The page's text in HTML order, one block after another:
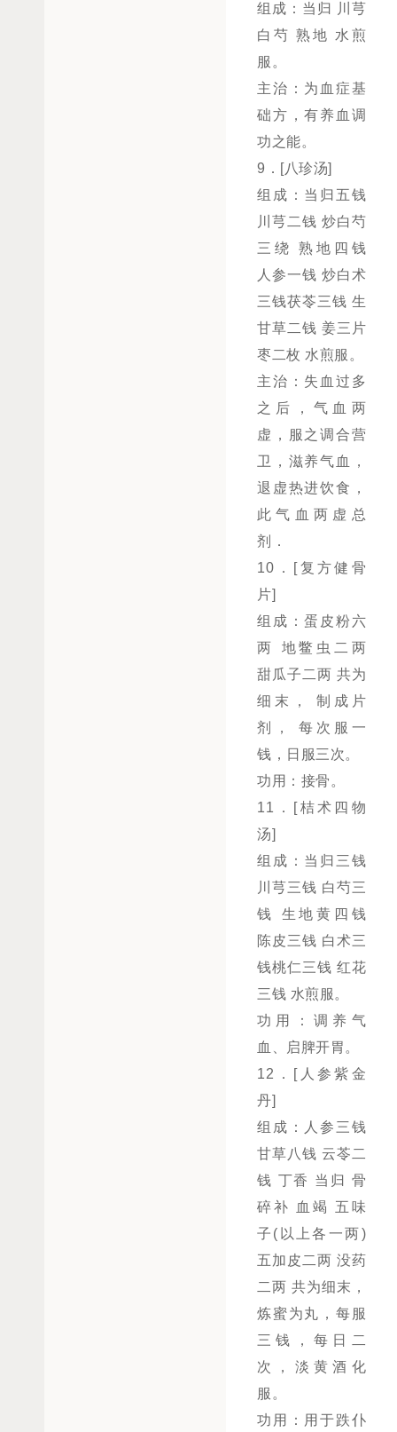
组成：当归 川芎
白芍 熟地 水煎
服。
主治：为血症基
础方，有养血调
功之能。
9．[八珍汤]
组成：当归五钱
川芎二钱 炒白芍
三绕 熟地四钱
人参一钱 炒白术
三钱茯苓三钱 生
甘草二钱 姜三片
枣二枚 水煎服。
主治：失血过多
之后，气血两
虚，服之调合营
卫，滋养气血，
退虚热进饮食，
此气血两虚总
剂．
10．[复方健骨
片]
组成：蛋皮粉六
两 地鳖虫二两
甜瓜子二两 共为
细末， 制成片
剂， 每次服一
钱，日服三次。
功用：接骨。
11．[桔术四物
汤]
组成：当归三钱
川芎三钱 白芍三
钱 生地黄四钱
陈皮三钱 白术三
钱桃仁三钱 红花
三钱 水煎服。
功用：调养气
血、启脾开胃。
12．[人参紫金
丹]
组成：人参三钱
甘草八钱 云苓二
钱 丁香 当归 骨
碎补 血竭 五味
子(以上各一两)
五加皮二两 没药
二两 共为细末，
炼蜜为丸，每服
三钱，每日二
次，淡黄酒化
服。
功用：用于跌仆